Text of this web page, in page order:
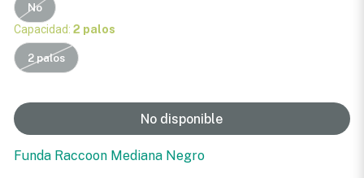
No
Capacidad: 2 palos
2 palos
No disponible
Funda Raccoon Mediana Negro